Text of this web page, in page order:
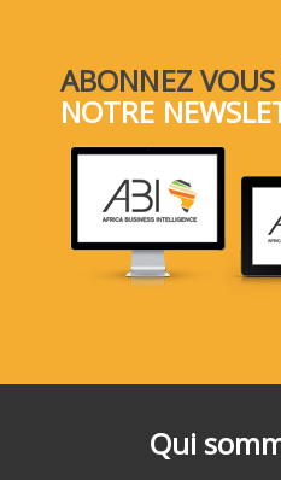
Qui
ABONNEZ
NOTRE